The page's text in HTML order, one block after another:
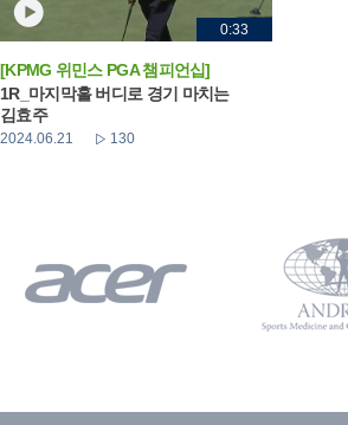
0:33
[KPMG 위민스 PGA 챔피언십]
1R_마지막홀 버디로 경기 마치는
김효주
2024.06.21 130